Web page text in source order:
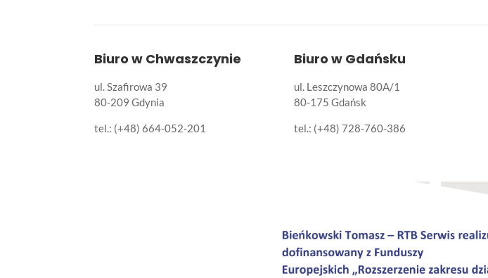
Biuro w Chwaszczynie
ul. Szafirowa 39
80-209 Gdynia
tel.: (+48) 664-052-201
Biuro w Gdańsku
ul. Leszczynowa 80A/1
80-175 Gdańsk
tel.: (+48) 728-760-386